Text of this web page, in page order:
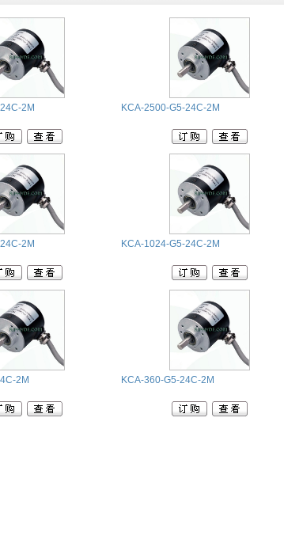
2M KCA-2500-G5-24C-2M
2M KCA-1024-G5-24C-2M
2M KCA-360-G5-24C-2M